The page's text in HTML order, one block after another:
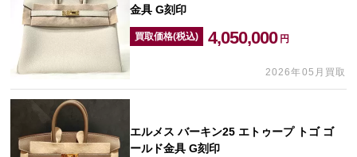
金具 G刻印
買取価格(税込) 4,050,000 円
2026年05月買取
エルメス バーキン25 エトゥープ トゴ ゴ
ールド金具 G刻印